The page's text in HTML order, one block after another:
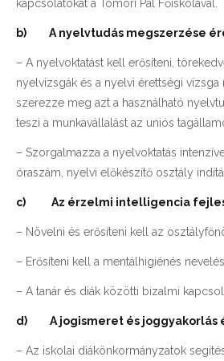
kapcsolatokat a Tomori Pál Főiskolával.
b) A nyelvtudás megszerzése
– A nyelvoktatást kell erősíteni,
nyelvizsgák és a nyelvi érettségi
szerezze meg azt a használható
teszi a munkavállalást az uniós
– Szorgalmazza a nyelvoktatás
óraszám, nyelvi előkészítő osztály
c) Az érzelmi intelligencia
– Növelni és erősíteni kell az
– Erősíteni kell a mentálhigiénés
– A tanár és diák közötti bizalmi
d) A jogismeret és joggyakorlás
– Az iskolai diákönkormányzatok